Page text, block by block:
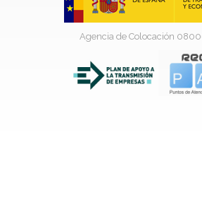
Agencia de Colocación